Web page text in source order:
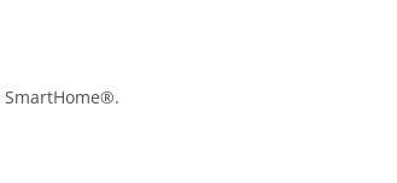
SmartHome®.